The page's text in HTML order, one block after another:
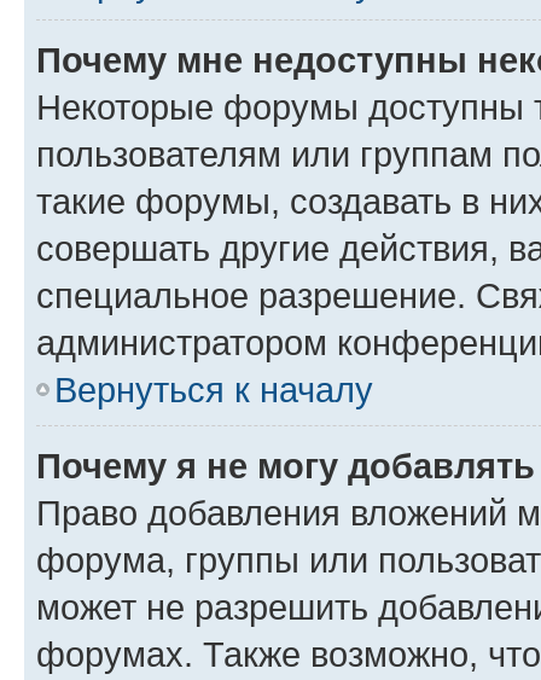
Почему мне недоступны
Некоторые форумы доступны
пользователям или группам
такие форумы, создавать в
совершать другие действия,
специальное разрешение.
администратором
Вернуться к началу
Почему я не могу
Право добавления вложений
форума, группы или
может не разрешить
форумах. Также возможно,